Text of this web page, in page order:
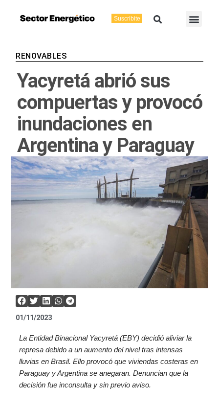
Suscribite Buscar
RENOVABLES
Yacyretá abrió sus
compuertas y provocó
inundaciones en
Argentina y Paraguay
01/11/2023
La Entidad Binacional Yacyretá (EBY) decidió aliviar la
represa debido a un aumento del nivel tras intensas
lluvias en Brasil. Ello provocó que viviendas costeras en
Paraguay y Argentina se anegaran. Denuncian que la
decisión fue inconsulta y sin previo aviso.